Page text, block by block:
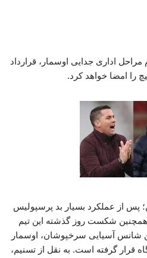
اداری جدایی اوسمار، قرارداد
را امضا خواهد کرد.
پس از عملکرد بسیار بد پرسپولیس
همچنین شکست روز گذشته این تیم
شانس آسیایی سرخپوشان، اوسمار
قرار گرفته است. به نقل از تسنیم،